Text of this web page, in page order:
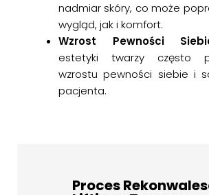
nadmiar skóry, co może
wygląd, jak i komfort.
Wzrost Pewności
estetyki twarzy często
wzrostu pewności siebie i
pacjenta.
Proces